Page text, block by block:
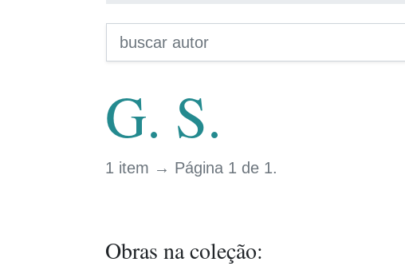
G. S.
1 item → Página 1 de 1.
Obras na coleção: